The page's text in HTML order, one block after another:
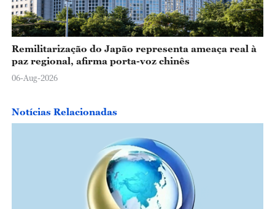
Remilitarização do Japão representa ameaça real à
paz regional, afirma porta-voz chinês
06-Aug-2026
Notícias Relacionadas